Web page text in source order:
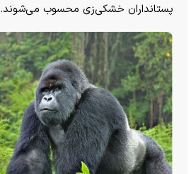
پستانداران خشکی‌زی محسوب می‌شوند.